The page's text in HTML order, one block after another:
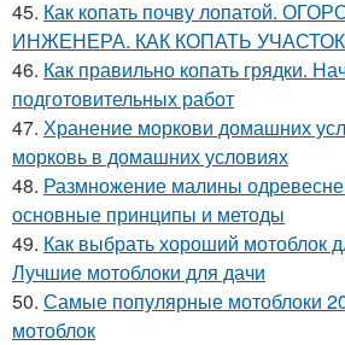
45. Как копать почву лопатой.
ИНЖЕНЕРА. КАК КОПАТЬ УЧАСТОК
46. Как правильно копать грядки.
подготовительных работ
47. Хранение моркови домашних
морковь в домашних условиях
48. Размножение малины
основные принципы и методы
49. Как выбрать хороший мотоблок
Лучшие мотоблоки для дачи
50. Самые популярные мотоблоки
мотоблок